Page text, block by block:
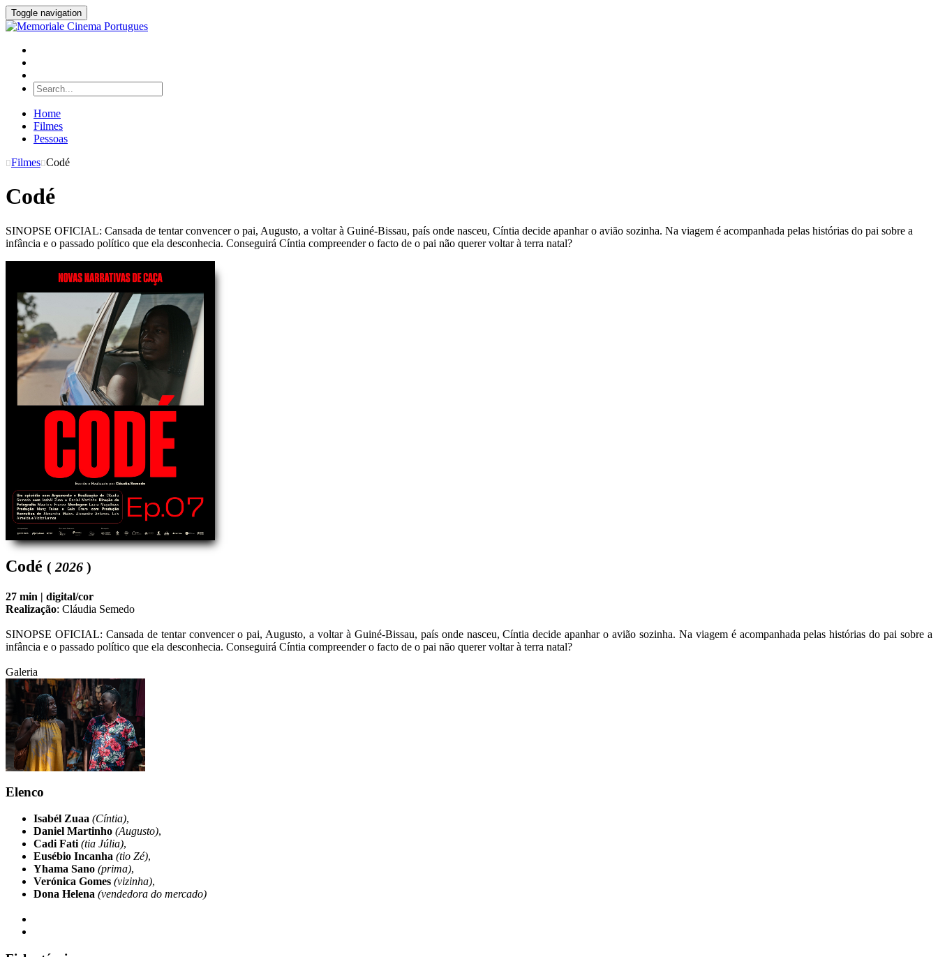
Toggle navigation
Home
Filmes
Pessoas
Filmes Codé
Codé
SINOPSE OFICIAL: Cansada de tentar convencer o pai, Augusto, a voltar à Guiné-Bissau, país onde nasceu, Cíntia decide apanhar o avião sozinha. Na viagem é acompanhada pelas histórias do pai sobre a
infância e o passado político que ela desconhecia. Conseguirá Cíntia compreender o facto de o pai não querer voltar à terra natal?
Codé ( 2026 )
27 min | digital/cor
Realização: Cláudia Semedo
SINOPSE OFICIAL: Cansada de tentar convencer o pai, Augusto, a voltar à Guiné-Bissau, país onde nasceu, Cíntia decide apanhar o avião sozinha. Na viagem é acompanhada pelas histórias do pai sobre a
infância e o passado político que ela desconhecia. Conseguirá Cíntia compreender o facto de o pai não querer voltar à terra natal?
Galeria
Elenco
Isabél Zuaa (Cíntia),
Daniel Martinho (Augusto),
Cadi Fati(tia Júlia),
Eusébio Incanha (tio Zé),
Yhama Sano (prima),
Verónica Gomes (vizinha),
Dona Helena (vendedora do mercado)